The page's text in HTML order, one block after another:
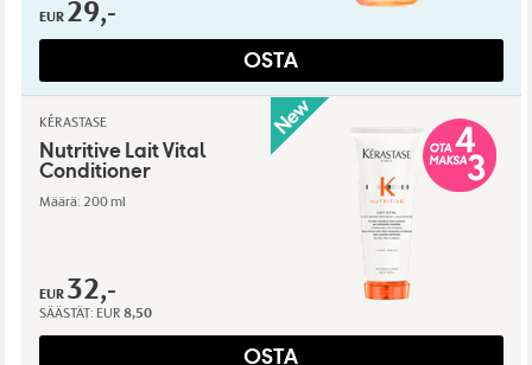
EUR 29,-
OSTA
KÉRASTASE
Nutritive Lait Vital
Conditioner
Määrä: 200 ml
EUR 32,-
SÄÄSTÄT: EUR 8,50
OSTA